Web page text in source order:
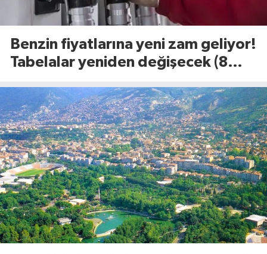
Benzin fiyatlarına yeni zam geliyor!
Tabelalar yeniden değişecek (8